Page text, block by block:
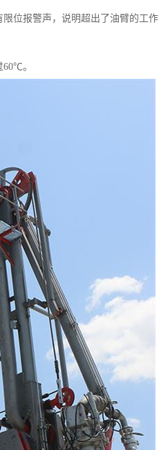
位报警声，说明超出了油臂的工作
。